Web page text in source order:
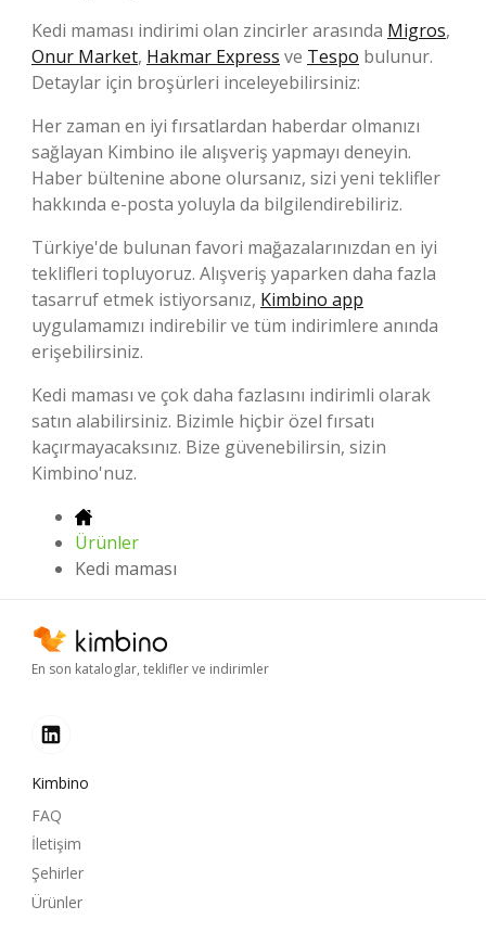
Kedi maması indirimi olan zincirler arasında Migros,
Onur Market, Hakmar Express ve Tespo bulunur.
Detaylar için broşürleri inceleyebilirsiniz:
Her zaman en iyi fırsatlardan haberdar olmanızı
sağlayan Kimbino ile alışveriş yapmayı deneyin.
Haber bültenine abone olursanız, sizi yeni teklifler
hakkında e-posta yoluyla da bilgilendirebiliriz.
Türkiye'de bulunan favori mağazalarınızdan en iyi
teklifleri topluyoruz. Alışveriş yaparken daha fazla
tasarruf etmek istiyorsanız, Kimbino app
uygulamamızı indirebilir ve tüm indirimlere anında
erişebilirsiniz.
Kedi maması ve çok daha fazlasını indirimli olarak
satın alabilirsiniz. Bizimle hiçbir özel fırsatı
kaçırmayacaksınız. Bize güvenebilirsin, sizin
Kimbino'nuz.
Ürünler
Kedi maması
En son kataloglar, teklifler ve indirimler
Kimbino
FAQ
İletişim
Şehirler
Ürünler